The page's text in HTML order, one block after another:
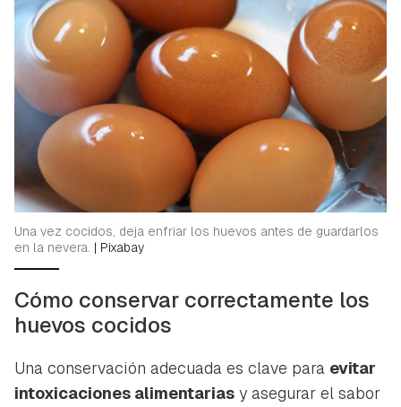
Una vez cocidos, deja enfriar los huevos antes de guardarlos
en la nevera. | Pixabay
Cómo conservar correctamente los
huevos cocidos
Una conservación adecuada es clave para evitar
intoxicaciones alimentarias y asegurar el sabor